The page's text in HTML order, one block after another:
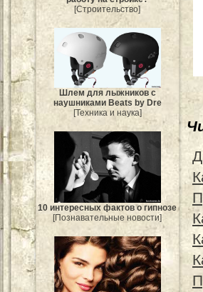
[Строительство]
Шлем для лыжников с
наушниками Beats by Dre
[Техника и наука]
10 интересных фактов о гипнозе
[Познавательные новости]